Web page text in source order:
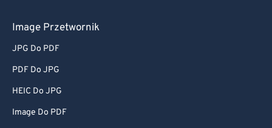
Image Przetwornik
JPG Do PDF
PDF Do JPG
HEIC Do JPG
Image Do PDF